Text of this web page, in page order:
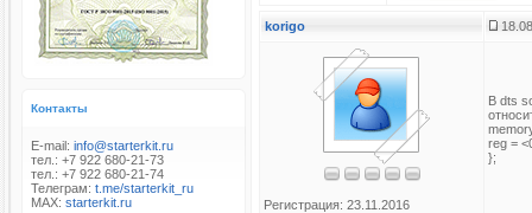
Контакты
E-mail: info@starterkit.ru
тел.: +7 922 680-21-73
тел.: +7 922 680-21-74
Телеграм: t.me/starterkit_ru
MAX: starterkit.ru
korigo
Регистрация: 23.11.2016
В dts
reg =
};